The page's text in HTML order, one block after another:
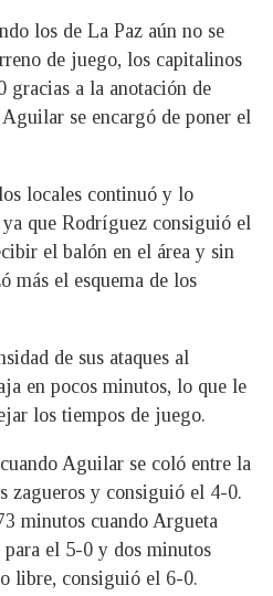
los de La Paz aún no se
de juego, los capitalinos
gracias a la anotación de
se encargó de poner el
locales continuó y lo
que Rodríguez consiguió el
el balón en el área y sin
más el esquema de los
de sus ataques al
en pocos minutos, lo que le
los tiempos de juego.
Aguilar se coló entre la
zagueros y consiguió el 4-0.
minutos cuando Argueta
el 5-0 y dos minutos
libre, consiguió el 6-0.